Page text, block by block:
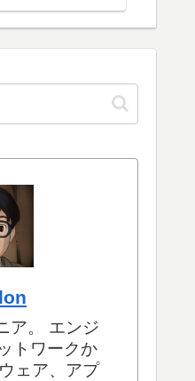
ア。 エンジ
トワークか
ェア、アプ